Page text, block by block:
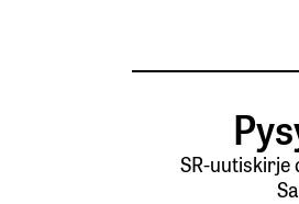
SR-uutiskirje